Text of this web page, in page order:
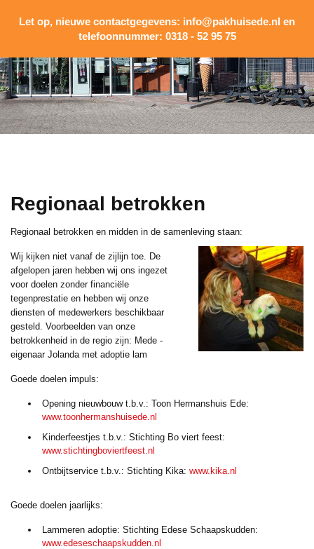
Regionaal betrokken
Regionaal betrokken en midden in de samenleving staan:
Wij kijken niet vanaf de zijlijn toe. De
afgelopen jaren hebben wij ons ingezet
voor doelen zonder financiële
tegenprestatie en hebben wij onze
diensten of medewerkers beschikbaar
gesteld. Voorbeelden van onze
betrokkenheid in de regio zijn: Mede -
eigenaar Jolanda met adoptie lam
Goede doelen impuls:
Opening nieuwbouw t.b.v.: Toon Hermanshuis Ede:
www.toonhermanshuisede.nl
Kinderfeestjes t.b.v.: Stichting Bo viert feest:
www.stichtingboviertfeest.nl
Ontbijtservice t.b.v.: Stichting Kika: www.kika.nl
Goede doelen jaarlijks:
Lammeren adoptie: Stichting Edese Schaapskudden:
www.edeseschaapskudden.nl